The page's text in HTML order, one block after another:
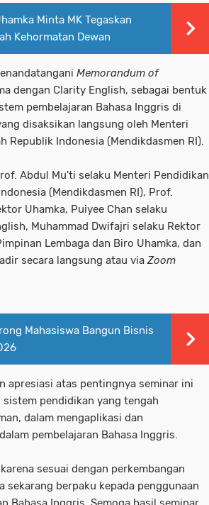
Minta MK Tegaskan
Kehormatan Dewan
Memorandum of
dengan Clarity English, sebagai bentuk
pembelajaran Bahasa Inggris di
disaksikan langsung oleh Menteri
Republik Indonesia (Mendikdasmen RI).
Abdul Mu'ti selaku Menteri Pendidikan
(Mendikdasmen RI), Prof.
Uhamka, Puiyee Chan selaku
Muhammad Dwifajri selaku Rektor
Lembaga dan Biro Uhamka, dan
secara langsung atau viaZoom
Mahasiswa Bangun Bisnis
apresiasi atas pentingnya seminar ini
pendidikan yang tengah
dalam mengaplikasi dan
pembelajaran Bahasa Inggris.
sesuai dengan perkembangan
sekarang berpaku kepada penggunaan